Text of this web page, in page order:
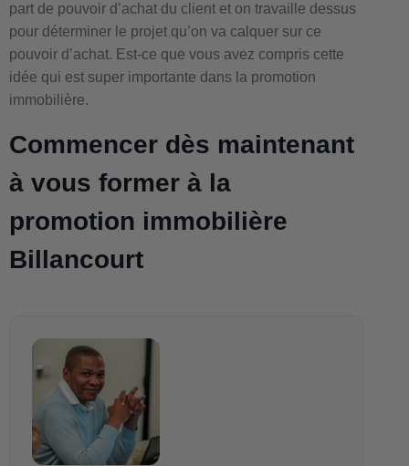
part de pouvoir d’achat du client et on travaille dessus
pour déterminer le projet qu’on va calquer sur ce
pouvoir d’achat. Est-ce que vous avez compris cette
idée qui est super importante dans la promotion
immobilière.
Commencer dès maintenant
à vous former à la
promotion immobilière
Billancourt